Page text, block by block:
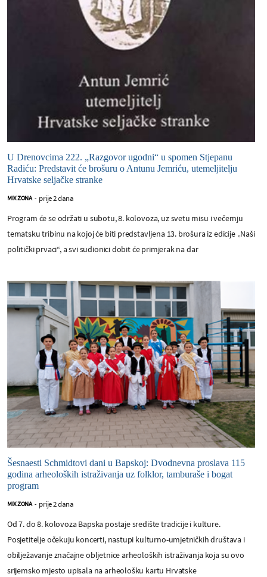
U Drenovcima 222. „Razgovor ugodni“ u spomen Stjepanu
Radiću: Predstavit će brošuru o Antunu Jemriću, utemeljitelju
Hrvatske seljačke stranke
MIX ZONA - prije 2 dana
Program će se održati u subotu, 8. kolovoza, uz svetu misu i večernju
tematsku tribinu na kojoj će biti predstavljena 13. brošura iz edicije „Naši
politički prvaci“, a svi sudionici dobit će primjerak na dar
Šesnaesti Schmidtovi dani u Bapskoj: Dvodnevna proslava 115
godina arheoloških istraživanja uz folklor, tamburaše i bogat
program
MIX ZONA - prije 2 dana
Od 7. do 8. kolovoza Bapska postaje središte tradicije i kulture.
Posjetitelje očekuju koncerti, nastupi kulturno-umjetničkih društava i
obilježavanje značajne obljetnice arheoloških istraživanja koja su ovo
srijemsko mjesto upisala na arheološku kartu Hrvatske